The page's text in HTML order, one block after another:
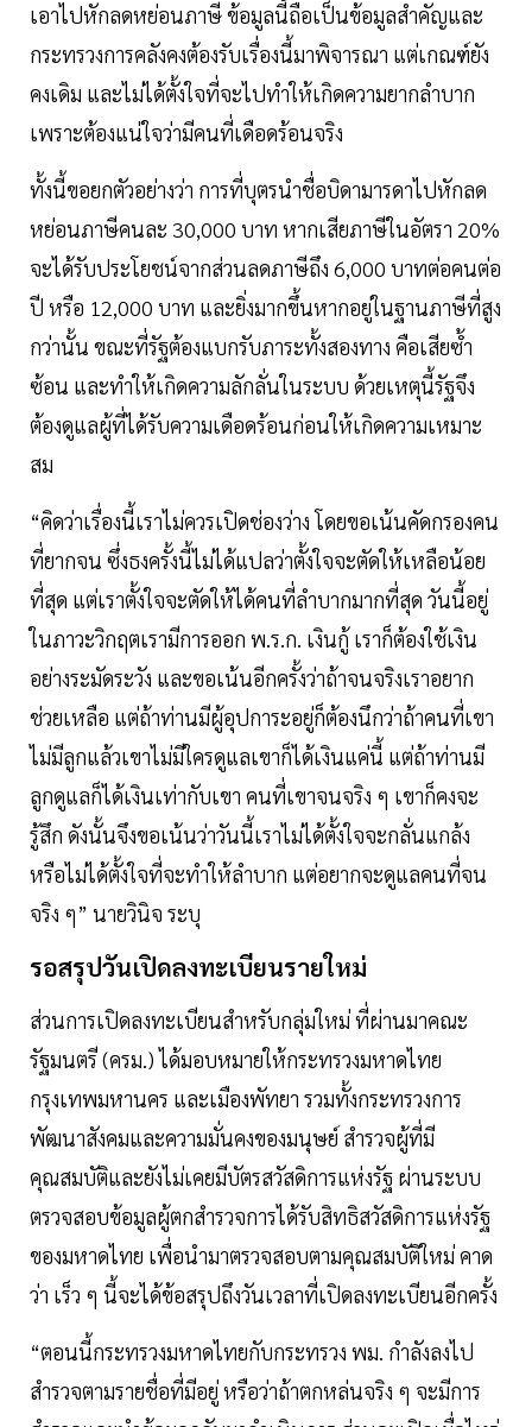
เอาไปหักลดหย่อนภาษี ข้อมูลนี้ถือเป็นข้อมูลสำคัญและ
กระทรวงการคลังคงต้องรับเรื่องนี้มาพิจารณา แต่เกณฑ์ยัง
คงเดิม และไม่ได้ตั้งใจที่จะไปทำให้เกิดความยากลำบาก
เพราะต้องแน่ใจว่ามีคนที่เดือดร้อนจริง
ทั้งนี้ขอยกตัวอย่างว่า การที่บุตรนำชื่อบิดามารดาไปหักลด
หย่อนภาษีคนละ 30,000 บาท หากเสียภาษีในอัตรา 20%
จะได้รับประโยชน์จากส่วนลดภาษีถึง 6,000 บาทต่อคนต่อ
ปี หรือ 12,000 บาท และยิ่งมากขึ้นหากอยู่ในฐานภาษีที่สูง
กว่านั้น ขณะที่รัฐต้องแบกรับภาระทั้งสองทาง คือเสียซ้ำ
ซ้อน และทำให้เกิดความลักลั่นในระบบ ด้วยเหตุนี้รัฐจึง
ต้องดูแลผู้ที่ได้รับความเดือดร้อนก่อนให้เกิดความเหมาะ
สม
“คิดว่าเรื่องนี้เราไม่ควรเปิดช่องว่าง โดยขอเน้นคัดกรองคน
ที่ยากจน ซึ่งธงครั้งนี้ไม่ได้แปลว่าตั้งใจจะตัดให้เหลือน้อย
ที่สุด แต่เราตั้งใจจะตัดให้ได้คนที่ลำบากมากที่สุด วันนี้อยู่
ในภาวะวิกฤตเรามีการออก พ.ร.ก. เงินกู้ เราก็ต้องใช้เงิน
อย่างระมัดระวัง และขอเน้นอีกครั้งว่าถ้าจนจริงเราอยาก
ช่วยเหลือ แต่ถ้าท่านมีผู้อุปการะอยู่ก็ต้องนึกว่าถ้าคนที่เขา
ไม่มีลูกแล้วเขาไม่มีใครดูแลเขาก็ได้เงินแค่นี้ แต่ถ้าท่านมี
ลูกดูแลก็ได้เงินเท่ากับเขา คนที่เขาจนจริง ๆ เขาก็คงจะ
รู้สึก ดังนั้นจึงขอเน้นว่าวันนี้เราไม่ได้ตั้งใจจะกลั่นแกล้ง
หรือไม่ได้ตั้งใจที่จะทำให้ลำบาก แต่อยากจะดูแลคนที่จน
จริง ๆ” นายวินิจ ระบุ
รอสรุปวันเปิดลงทะเบียนรายใหม่
ส่วนการเปิดลงทะเบียนสำหรับกลุ่มใหม่ ที่ผ่านมาคณะ
รัฐมนตรี (ครม.) ได้มอบหมายให้กระทรวงมหาดไทย
กรุงเทพมหานคร และเมืองพัทยา รวมทั้งกระทรวงการ
พัฒนาสังคมและความมั่นคงของมนุษย์ สำรวจผู้ที่มี
คุณสมบัติและยังไม่เคยมีบัตรสวัสดิการแห่งรัฐ ผ่านระบบ
ตรวจสอบข้อมูลผู้ตกสำรวจการได้รับสิทธิสวัสดิการแห่งรัฐ
ของมหาดไทย เพื่อนำมาตรวจสอบตามคุณสมบัติใหม่ คาด
ว่า เร็ว ๆ นี้จะได้ข้อสรุปถึงวันเวลาที่เปิดลงทะเบียนอีกครั้ง
“ตอนนี้กระทรวงมหาดไทยกับกระทรวง พม. กำลังลงไป
สำรวจตามรายชื่อที่มีอยู่ หรือว่าถ้าตกหล่นจริง ๆ จะมีการ